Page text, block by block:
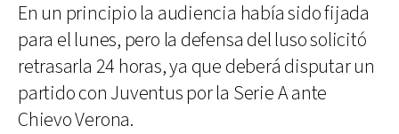
En un principio la audiencia había sido fijada
para el lunes, pero la defensa del luso solicitó
retrasarla 24 horas, ya que deberá disputar un
partido con Juventus por la Serie A ante
Chievo Verona.